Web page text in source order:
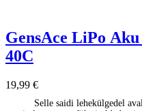
GensAce LiPo
40C
19,99 €
Selle saidi lehekülgedel